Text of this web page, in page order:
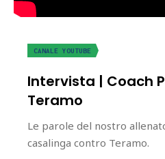
CANALE YOUTUBE
Intervista | Coach
Teramo
Le parole del nostro
casalinga contro Teramo.